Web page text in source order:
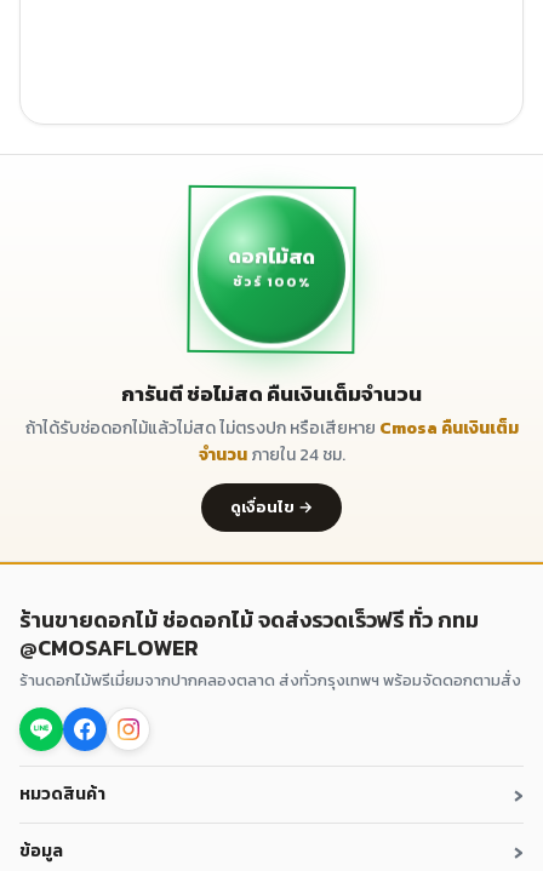
ดอกไม้สด
ชัวร์ 100%
การันตี ช่อไม่สด คืนเงินเต็มจำนวน
ถ้าได้รับช่อดอกไม้แล้วไม่สด ไม่ตรงปก หรือเสียหาย Cmosa คืนเงินเต็ม
จำนวนภายใน 24 ชม.
ดูเงื่อนไข →
ร้านขายดอกไม้ ช่อดอกไม้ จดส่งรวดเร็วฟรี ทั่ว กทม
@CMOSAFLOWER
ร้านดอกไม้พรีเมี่ยมจากปากคลองตลาด ส่งทั่วกรุงเทพฯ พร้อมจัดดอกตามสั่ง
หมวดสินค้า ›
ข้อมูล ›